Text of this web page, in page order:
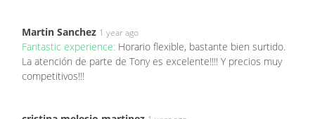
Martin Sanchez 1 year ago
Fantastic experience: Horario flexible, bastante bien surtido.
La atención de parte de Tony es excelente!!!! Y precios muy
competitivos!!!